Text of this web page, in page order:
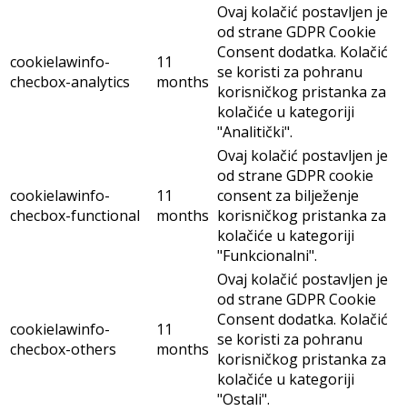
cookielawinfo-
checbox-analytics
11
months
Ovaj kolačić postavljen je
od strane GDPR Cookie
Consent dodatka. Kolačić
se koristi za pohranu
korisničkog pristanka za
kolačiće u kategoriji
"Analitički".
cookielawinfo-
checbox-functional
11
months
Ovaj kolačić postavljen je
od strane GDPR cookie
consent za bilježenje
korisničkog pristanka za
kolačiće u kategoriji
"Funkcionalni".
cookielawinfo-
checbox-others
11
months
Ovaj kolačić postavljen je
od strane GDPR Cookie
Consent dodatka. Kolačić
se koristi za pohranu
korisničkog pristanka za
kolačiće u kategoriji
"Ostali".